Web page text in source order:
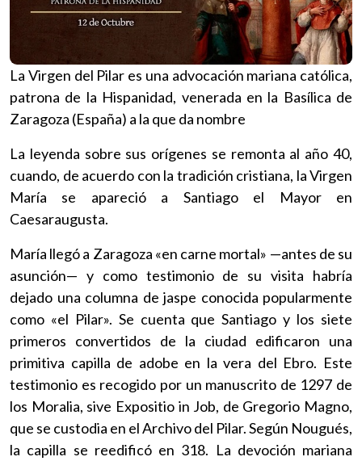
La Virgen del Pilar es una advocación mariana católica,
patrona de la Hispanidad, venerada en la Basílica de
Zaragoza (España) a la que da nombre
La leyenda sobre sus orígenes se remonta al año 40,
cuando, de acuerdo con la tradición cristiana, la Virgen
María se apareció a Santiago el Mayor en
Caesaraugusta.
María llegó a Zaragoza «en carne mortal» —antes de su
asunción— y como testimonio de su visita habría
dejado una columna de jaspe conocida popularmente
como «el Pilar». Se cuenta que Santiago y los siete
primeros convertidos de la ciudad edificaron una
primitiva capilla de adobe en la vera del Ebro. Este
testimonio es recogido por un manuscrito de 1297 de
los Moralia, sive Expositio in Job, de Gregorio Magno,
que se custodia en el Archivo del Pilar. Según Nougués,
la capilla se reedificó en 318. La devoción mariana